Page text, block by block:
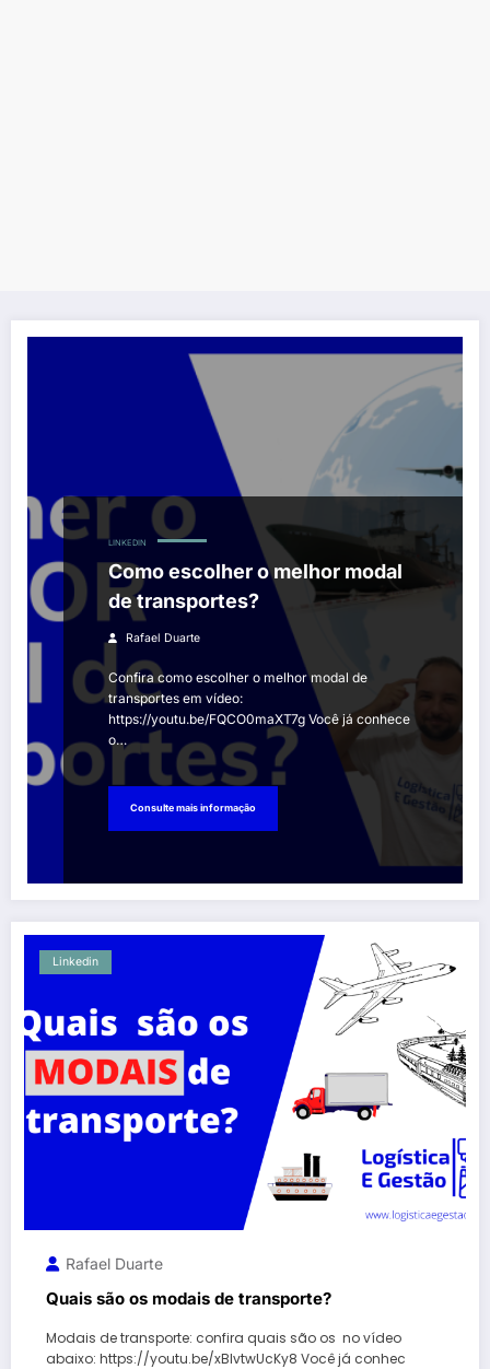
LINKEDIN
Como escolher o melhor modal
de transportes?
Rafael Duarte
Confira como escolher o melhor modal de
transportes em vídeo:
https://youtu.be/FQCO0maXT7g Você já conhece
o…
Consulte mais informação
Linkedin
Rafael Duarte
Quais são os modais de transporte?
Modais de transporte: confira quais são os no vídeo
abaixo: https://youtu.be/xBIvtwUcKy8 Você já conhec